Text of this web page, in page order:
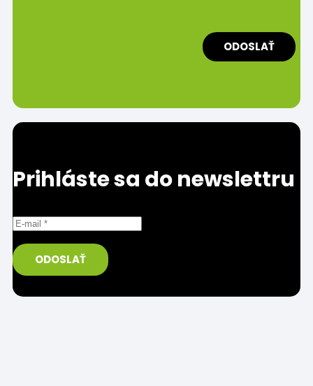
Prihláste sa do newslettru
ODOSLAŤ